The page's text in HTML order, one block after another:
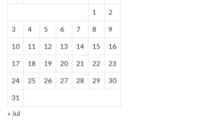
1 2
3 4 5 6 7 8 9
10 11 12 13 14 15 16
17 18 19 20 21 22 23
24 25 26 27 28 29 30
31
« Jul